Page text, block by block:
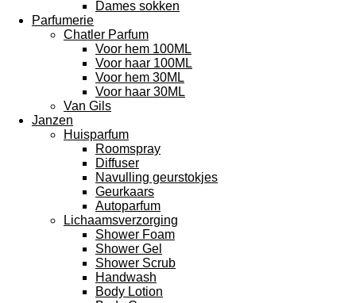
Dames sokken
Parfumerie
Chatler Parfum
Voor hem 100ML
Voor haar 100ML
Voor hem 30ML
Voor haar 30ML
Van Gils
Janzen
Huisparfum
Roomspray
Diffuser
Navulling geurstokjes
Geurkaars
Autoparfum
Lichaamsverzorging
Shower Foam
Shower Gel
Shower Scrub
Handwash
Body Lotion